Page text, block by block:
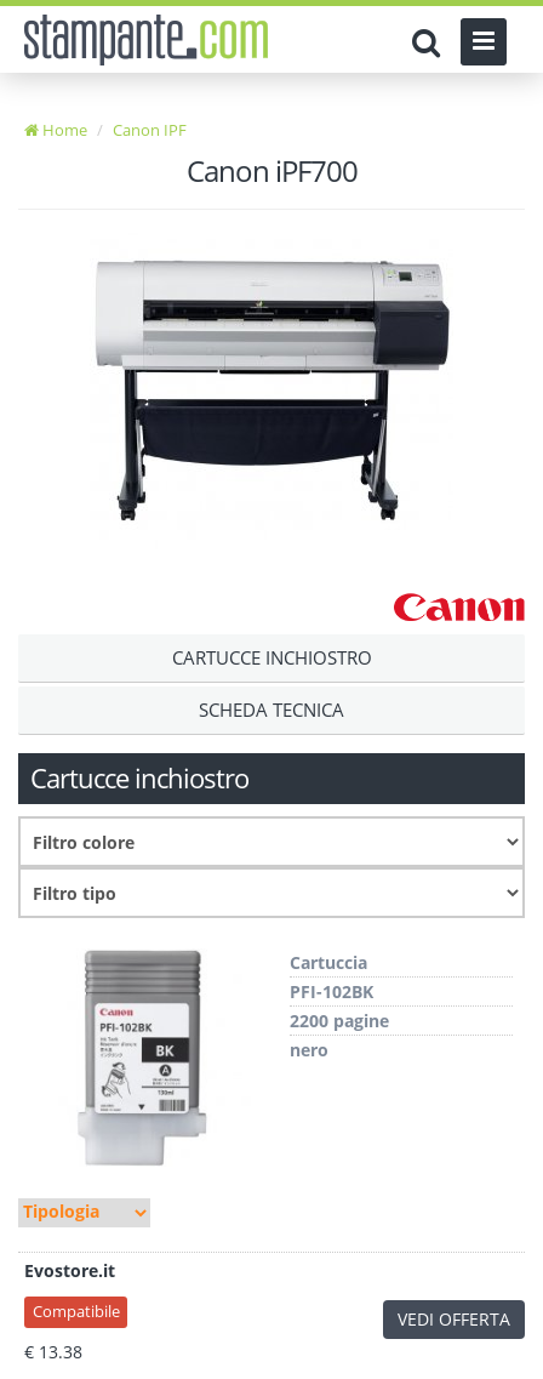
Home Canon IPF
Canon iPF700
CARTUCCE INCHIOSTRO
SCHEDA TECNICA
Cartucce inchiostro
Cartuccia
PFI-102BK
2200 pagine
nero
Evostore.it
Compatibile
€ 13.38
VEDI OFFERTA